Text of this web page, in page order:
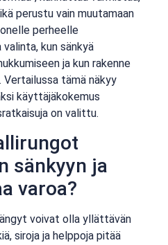
perustu vain muutamaan
perheelle
kun sänkyä
ja kun rakenne
tämä näkyy
käyttäjäkokemus
on valittu.
sänkyyn ja
varoa?
voivat olla yllättävän
siroja ja helppoja pitää